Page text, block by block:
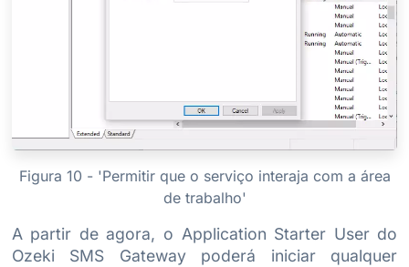
Figura 10 - 'Permitir que o serviço interaja com a área
de trabalho'
A partir de agora, o Application Starter User do
Ozeki SMS Gateway poderá iniciar qualquer